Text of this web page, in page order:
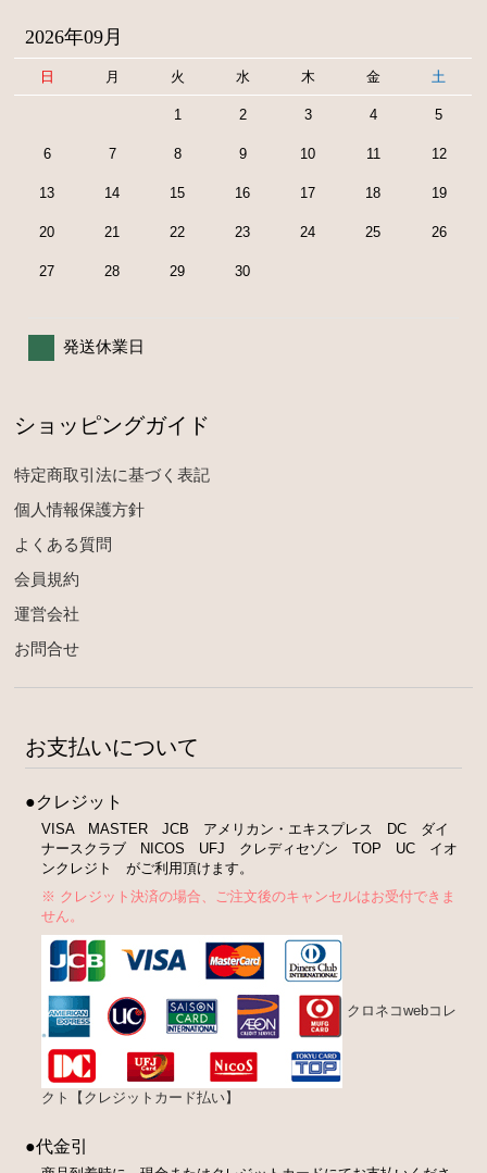
2026年09月
日 月 火 水 木 金 土
1 2 3 4 5
6 7 8 9 10 11 12
13 14 15 16 17 18 19
20 21 22 23 24 25 26
27 28 29 30
発送休業日
ショッピングガイド
特定商取引法に基づく表記
個人情報保護方針
よくある質問
会員規約
運営会社
お問合せ
お支払いについて
●クレジット
VISA MASTER JCB アメリカン・エキスプレス DC ダイ
ナースクラブ NICOS UFJ クレディセゾン TOP UC イオ
ンクレジト がご利用頂けます。
※ クレジット決済の場合、ご注文後のキャンセルはお受付できま
せん。
クロネコwebコレ
クト【クレジットカード払い】
●代金引